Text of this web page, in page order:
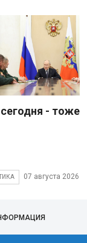
- тоже
07 августа 2026